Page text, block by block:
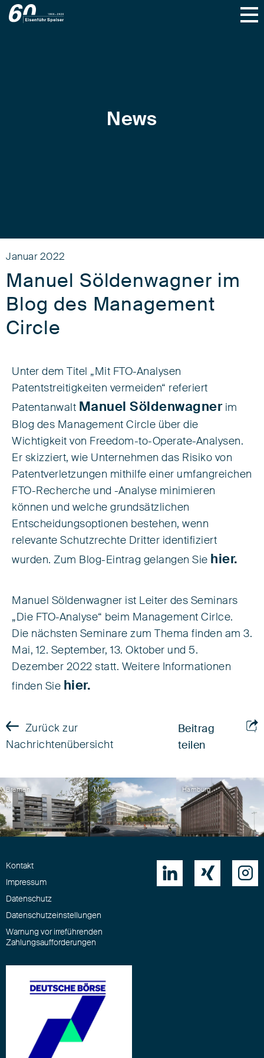
News
Januar 2022
Manuel Söldenwagner im
Blog des Management
Circle
Unter dem Titel „Mit FTO-Analysen
Patentstreitigkeiten vermeiden“ referiert
Patentanwalt Manuel Söldenwagnerim
Blog des Management Circle über die
Wichtigkeit von Freedom-to-Operate-Analysen.
Er skizziert, wie Unternehmen das Risiko von
Patentverletzungen mithilfe einer umfangreichen
FTO-Recherche und -Analyse minimieren
können und welche grundsätzlichen
Entscheidungsoptionen bestehen, wenn
relevante Schutzrechte Dritter identifiziert
wurden. Zum Blog-Eintrag gelangen Sie hier.
Manuel Söldenwagner ist Leiter des Seminars
„Die FTO-Analyse“ beim Management Cirlce.
Die nächsten Seminare zum Thema finden am 3.
Mai, 12. September, 13. Oktober und 5.
Dezember 2022 statt. Weitere Informationen
finden Sie hier.
Zurück zur
Nachrichtenübersicht
Beitrag
teilen
Bremen München Hamburg
Kontakt
Impressum
Datenschutz
Datenschutzeinstellungen
Warnung vor irreführenden
Zahlungsaufforderungen
  